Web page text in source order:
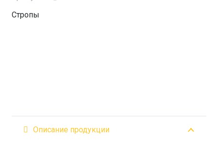
строп
Стропы
Описание продукции